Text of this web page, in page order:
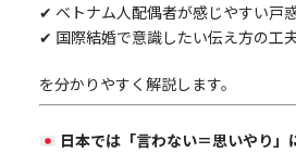
✔ ベトナム人配偶者が感じやすい戸
✔ 国際結婚で意識したい伝え方の工
を分かりやすく解説します。
日本では「言わない＝思いやり」